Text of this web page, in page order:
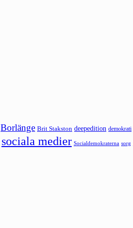
Borlänge Brit Stakston deepedition demokrati
sociala medier Socialdemokraterna sorg